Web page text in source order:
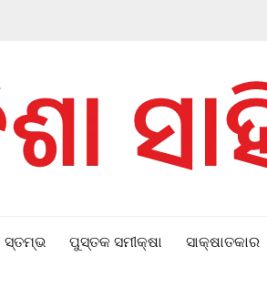
ସ୍ତମ୍ଭ ପୁସ୍ତକ ସମୀକ୍ଷା ସାକ୍ଷାତକାର